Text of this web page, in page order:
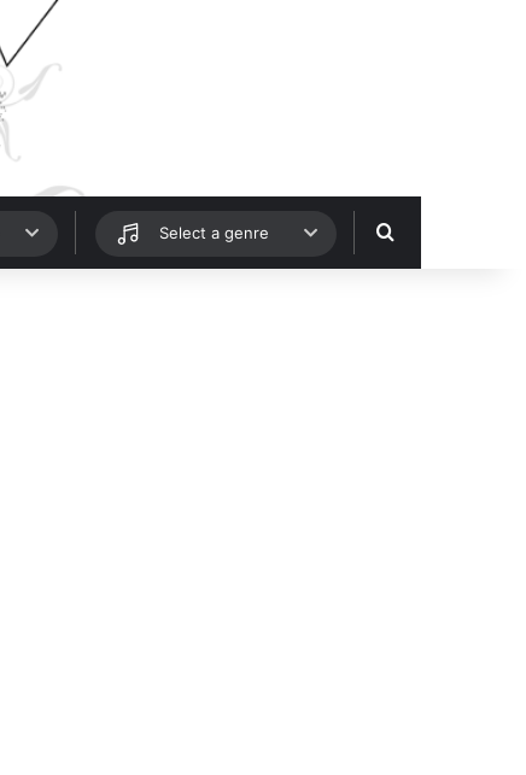
Select a genre Hledat